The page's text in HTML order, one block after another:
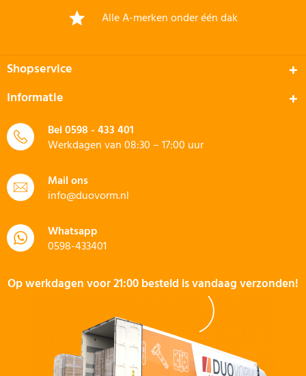
Alle A-merken onder één dak
Shopservice
Informatie
Bel0598 - 433 401
Werkdagen van 08:30 – 17:00 uur
Mail ons
info@duovorm.nl
Whatsapp
0598-433401
Op werkdagen voor 21:00 besteld is vandaag verzonden!